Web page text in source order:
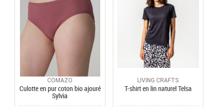
COMAZO
Culotte en pur coton bio ajouré
Sylvia
LIVING CRAFTS
T-shirt en lin naturel Telsa